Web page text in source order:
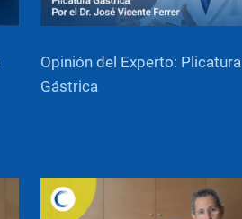
Opinión del Experto: Plicatura
Gástrica